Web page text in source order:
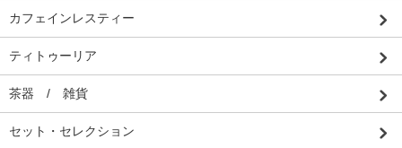
カフェインレスティー
ティトゥーリア
茶器 / 雑貨
セット・セレクション